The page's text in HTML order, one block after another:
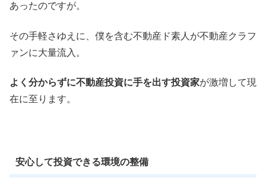
あったのですが。
その手軽さゆえに、僕を含む不動産ド素人が不動産クラフ
ァンに大量流入。
よく分からずに不動産投資に手を出す投資家が激増して現
在に至ります。
安心して投資できる環境の整備